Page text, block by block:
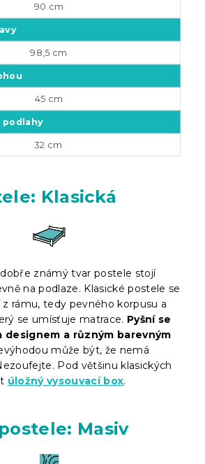
90 cm
98,5 cm
45 cm
podlahy
32 cm
Klasická
známý tvar postele stojí
na podlaze. Klasické postele se
z rámu, tedy pevného korpusu a
se umísťuje matrace. Pyšní se
designem a různým barevným
může být, že nemá
Pod většinu klasických
úložný vysouvací box.
Masiv